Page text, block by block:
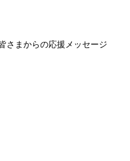
さまからの応援メッセージ